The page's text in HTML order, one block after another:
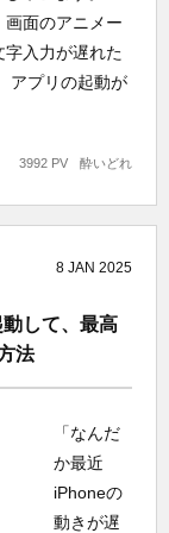
面のアニメー
入力が遅れた
アプリの起動が
酔いどれ
3992 PV
8 JAN 2025
して、最高
法
「なんだ
か最近
iPhoneの
動きが遅